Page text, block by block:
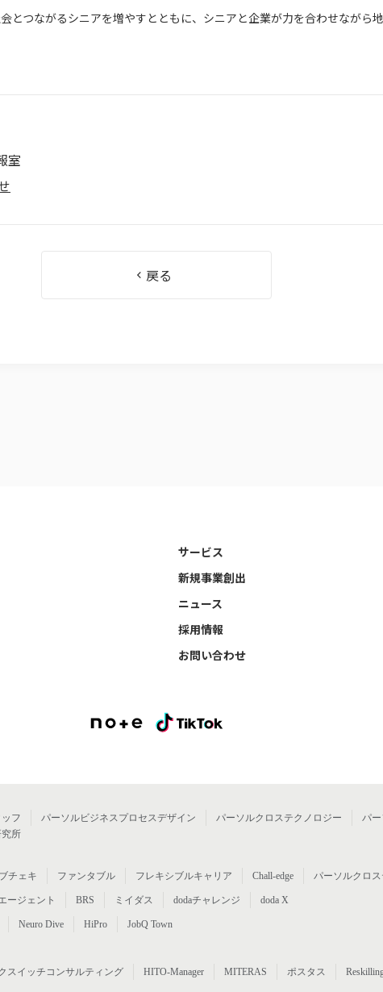
とつながるシニアを増やすとともに、シニアと企業が力を合わせながら
室
戻る
サービス
新規事業創出
ニュース
採用情報
お問い合わせ
フ パーソルビジネスプロセスデザイン パーソルクロステクノロジー
パ
所
チェキ ファンタブル フレキシブルキャリア Chall-edge パーソルクロ
ージェント BRS ミイダス dodaチャレンジ doda X
Neuro Dive HiPro JobQ Town
スイッチコンサルティング HITO-Manager MITERAS ポスタス